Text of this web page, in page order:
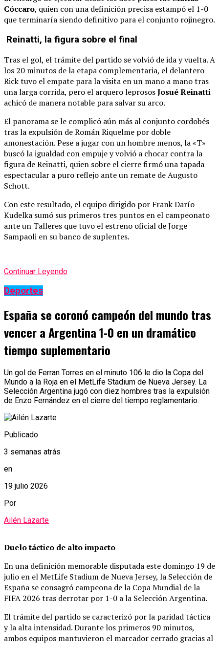
Cóccaro, quien con una definición precisa estampó el 1-0
que terminaría siendo definitivo para el conjunto rojinegro.
Reinatti, la figura sobre el final
Tras el gol, el trámite del partido se volvió de ida y vuelta. A
los 20 minutos de la etapa complementaria, el delantero
Rick tuvo el empate para la visita en un mano a mano tras
una larga corrida, pero el arquero leprososJosué Reinatti
achicó de manera notable para salvar su arco.
El panorama se le complicó aún más al conjunto cordobés
tras la expulsión de Román Riquelme por doble
amonestación. Pese a jugar con un hombre menos, la «T»
buscó la igualdad con empuje y volvió a chocar contra la
figura de Reinatti, quien sobre el cierre firmó una tapada
espectacular a puro reflejo ante un remate de Augusto
Schott.
Con este resultado, el equipo dirigido por Frank Darío
Kudelka sumó sus primeros tres puntos en el campeonato
ante un Talleres que tuvo el estreno oficial de Jorge
Sampaoli en su banco de suplentes.
Continuar Leyendo
Deportes
España se coronó campeón del mundo tras
vencer a Argentina 1-0 en un dramático
tiempo suplementario
Un gol de Ferran Torres en el minuto 106 le dio la Copa del
Mundo a la Roja en el MetLife Stadium de Nueva Jersey. La
Selección Argentina jugó con diez hombres tras la expulsión
de Enzo Fernández en el cierre del tiempo reglamentario.
Publicado
3 semanas atrás
en
19 julio 2026
Por
Ailén Lazarte
Duelo táctico de alto impacto
En una definición memorable disputada este domingo 19 de
julio en el MetLife Stadium de Nueva Jersey, la Selección de
España se consagró campeona de la Copa Mundial de la
FIFA 2026 tras derrotar por 1-0 a la Selección Argentina.
El trámite del partido se caracterizó por la paridad táctica
y la alta intensidad. Durante los primeros 90 minutos,
ambos equipos mantuvieron el marcador cerrado gracias al